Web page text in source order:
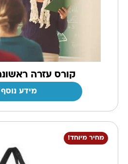
קורס עזרה
מידע נוסף
מחיר מיוחד!